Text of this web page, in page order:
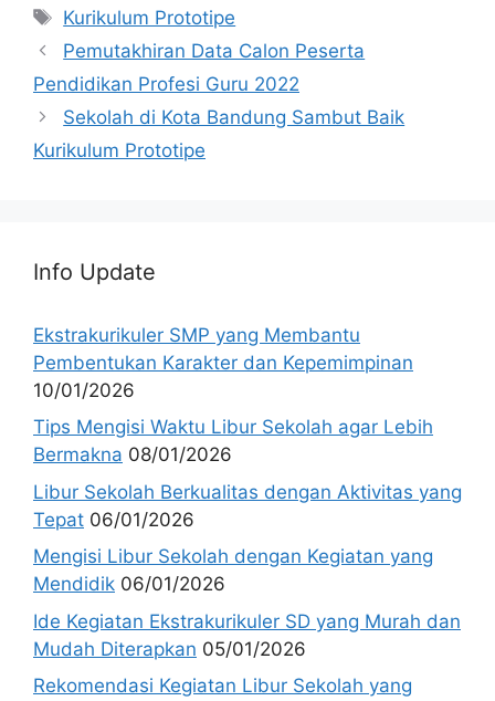
Tags
Kurikulum Prototipe
Pemutakhiran Data Calon Peserta
Pendidikan Profesi Guru 2022
Sekolah di Kota Bandung Sambut Baik
Kurikulum Prototipe
Info Update
Ekstrakurikuler SMP yang Membantu
Pembentukan Karakter dan Kepemimpinan
10/01/2026
Tips Mengisi Waktu Libur Sekolah agar Lebih
Bermakna 08/01/2026
Libur Sekolah Berkualitas dengan Aktivitas yang
Tepat 06/01/2026
Mengisi Libur Sekolah dengan Kegiatan yang
Mendidik 06/01/2026
Ide Kegiatan Ekstrakurikuler SD yang Murah dan
Mudah Diterapkan 05/01/2026
Rekomendasi Kegiatan Libur Sekolah yang